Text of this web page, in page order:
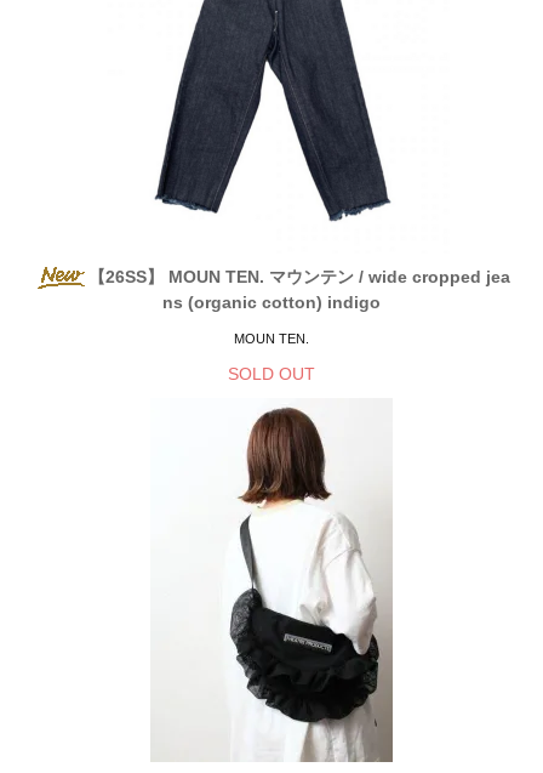
【26SS】 MOUN TEN. マウンテン / wide cropped jea
ns (organic cotton) indigo
MOUN TEN.
SOLD OUT